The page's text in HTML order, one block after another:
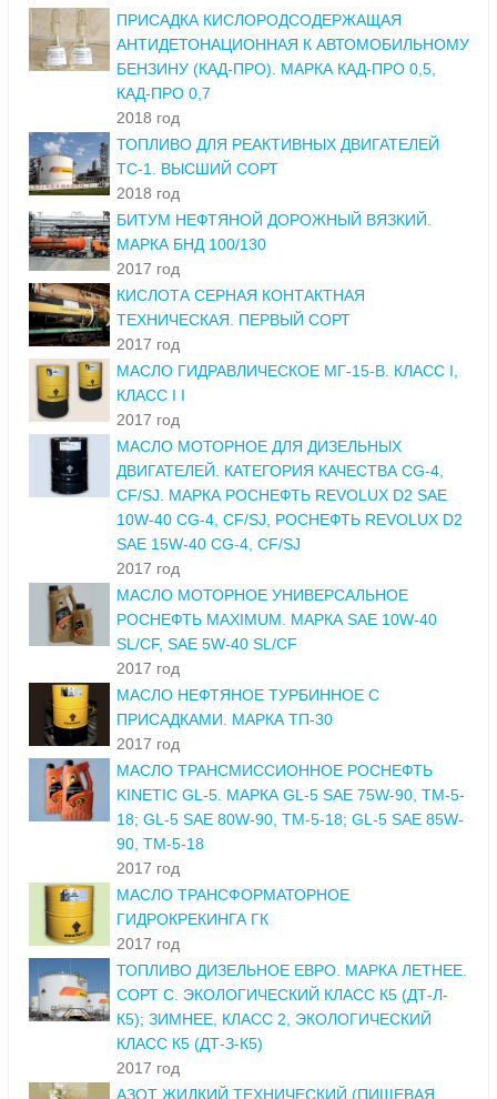
ПРИСАДКА КИСЛОРОДСОДЕРЖАЩАЯ
АНТИДЕТОНАЦИОННАЯ К АВТОМОБИЛЬНОМУ
БЕНЗИНУ (КАД-ПРО). МАРКА КАД-ПРО 0,5,
КАД-ПРО 0,7
2018 год
ТОПЛИВО ДЛЯ РЕАКТИВНЫХ ДВИГАТЕЛЕЙ
ТС-1. ВЫСШИЙ СОРТ
2018 год
БИТУМ НЕФТЯНОЙ ДОРОЖНЫЙ ВЯЗКИЙ.
МАРКА БНД 100/130
2017 год
КИСЛОТА СЕРНАЯ КОНТАКТНАЯ
ТЕХНИЧЕСКАЯ. ПЕРВЫЙ СОРТ
2017 год
МАСЛО ГИДРАВЛИЧЕСКОЕ МГ-15-В. КЛАСС I,
КЛАСС I I
2017 год
МАСЛО МОТОРНОЕ ДЛЯ ДИЗЕЛЬНЫХ
ДВИГАТЕЛЕЙ. КАТЕГОРИЯ КАЧЕСТВА CG-4,
CF/SJ. МАРКА РОСНЕФТЬ REVOLUX D2 SAE
10W-40 CG-4, CF/SJ, РОСНЕФТЬ REVOLUX D2
SAE 15W-40 CG-4, CF/SJ
2017 год
МАСЛО МОТОРНОЕ УНИВЕРСАЛЬНОЕ
РОСНЕФТЬ MAXIMUM. МАРКА SAE 10W-40
SL/CF, SAE 5W-40 SL/CF
2017 год
МАСЛО НЕФТЯНОЕ ТУРБИННОЕ С
ПРИСАДКАМИ. МАРКА ТП-30
2017 год
МАСЛО ТРАНСМИССИОННОЕ РОСНЕФТЬ
KINETIC GL-5. МАРКА GL-5 SAE 75W-90, ТМ-5-
18; GL-5 SAE 80W-90, ТМ-5-18; GL-5 SAE 85W-
90, ТМ-5-18
2017 год
МАСЛО ТРАНСФОРМАТОРНОЕ
ГИДРОКРЕКИНГА ГК
2017 год
ТОПЛИВО ДИЗЕЛЬНОЕ ЕВРО. МАРКА ЛЕТНЕЕ.
СОРТ С. ЭКОЛОГИЧЕСКИЙ КЛАСС К5 (ДТ-Л-
К5); ЗИМНЕЕ, КЛАСС 2, ЭКОЛОГИЧЕСКИЙ
КЛАСС К5 (ДТ-З-К5)
2017 год
АЗОТ ЖИДКИЙ ТЕХНИЧЕСКИЙ (ПИЩЕВАЯ